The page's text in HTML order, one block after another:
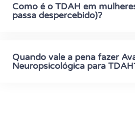
Como é o TDAH em
passa despercebido)?
Quando vale a pena fazer
Neuropsicológica para